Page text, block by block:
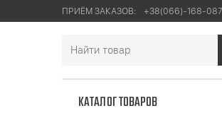
ПРИЁМ ЗАКАЗОВ: +38(066)-168-
КАТАЛОГ ТОВАРОВ